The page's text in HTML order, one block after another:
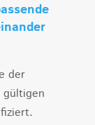
der
gültigen